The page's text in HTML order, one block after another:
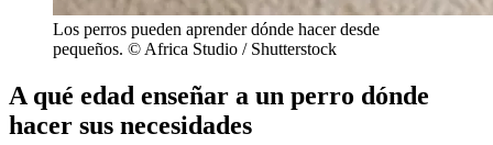
Los perros pueden aprender dónde hacer desde
pequeños. © Africa Studio / Shutterstock
A qué edad enseñar a un perro dónde
hacer sus necesidades